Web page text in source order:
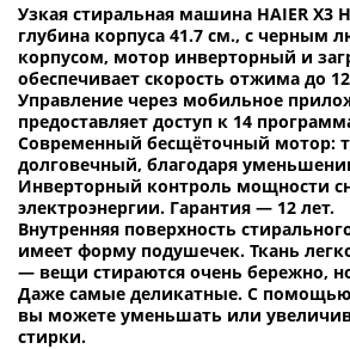
Узкая стиральная машина HAIER X3
глубина корпуса 41.7 см., с черным
корпусом, мотор инверторный и
обеспечивает скорость отжима до
Управление через мобильное
предоставляет доступ к 14
Современный бесщёточный мотор:
долговечный, благодаря
Инверторный контроль мощности
электроэнергии. Гарантия — 12 лет.
Внутренняя поверхность
имеет форму подушечек. Ткань
— вещи стираются очень бережно,
Даже самые деликатные. С
вы можете уменьшать или
стирки.